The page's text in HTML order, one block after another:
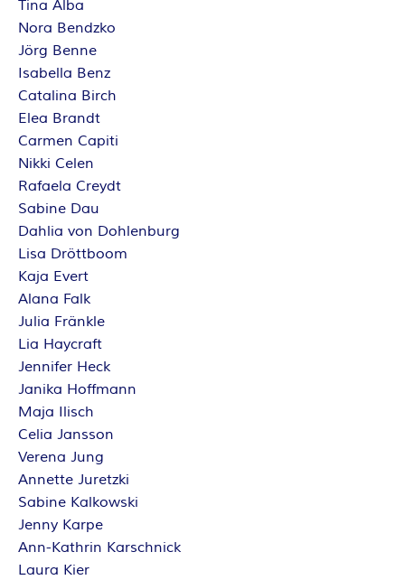
O
R
:
I
N
N
E
N
K
R
E
I
S
Tina Alba
Nora Bendzko
Jörg Benne
Isabella Benz
Catalina Birch
Elea Brandt
Carmen Capiti
Nikki Celen
Rafaela Creydt
Sabine Dau
Dahlia von Dohlenburg
Lisa Dröttboom
Kaja Evert
Alana Falk
Julia Fränkle
Lia Haycraft
Jennifer Heck
Janika Hoffmann
Maja Ilisch
Celia Jansson
Verena Jung
Annette Juretzki
Sabine Kalkowski
Jenny Karpe
Ann-Kathrin Karschnick
Laura Kier